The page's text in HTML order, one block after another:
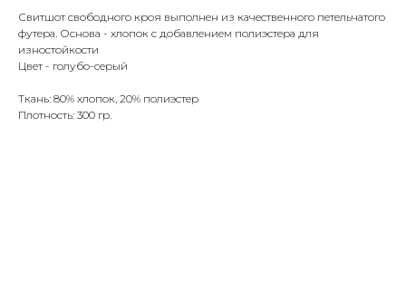
Свитшот свободного кроя выполнен из качественного петельчатого
футера. Основа - хлопок с добавлением полиэстера для
изностойкости
Цвет - голубо-серый
Ткань: 80% хлопок, 20% полиэстер
Плотность: 300 гр.